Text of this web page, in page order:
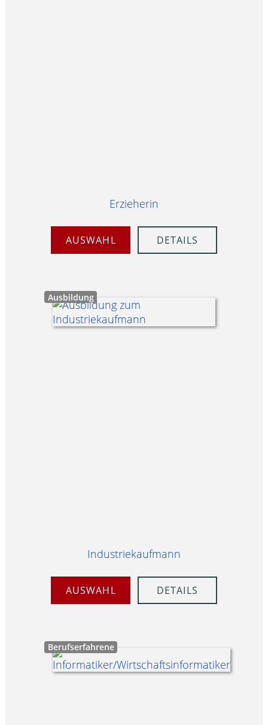
Erzieherin
AUSWAHL DETAILS
Ausbildung
Industriekaufmann
AUSWAHL DETAILS
Berufserfahrene